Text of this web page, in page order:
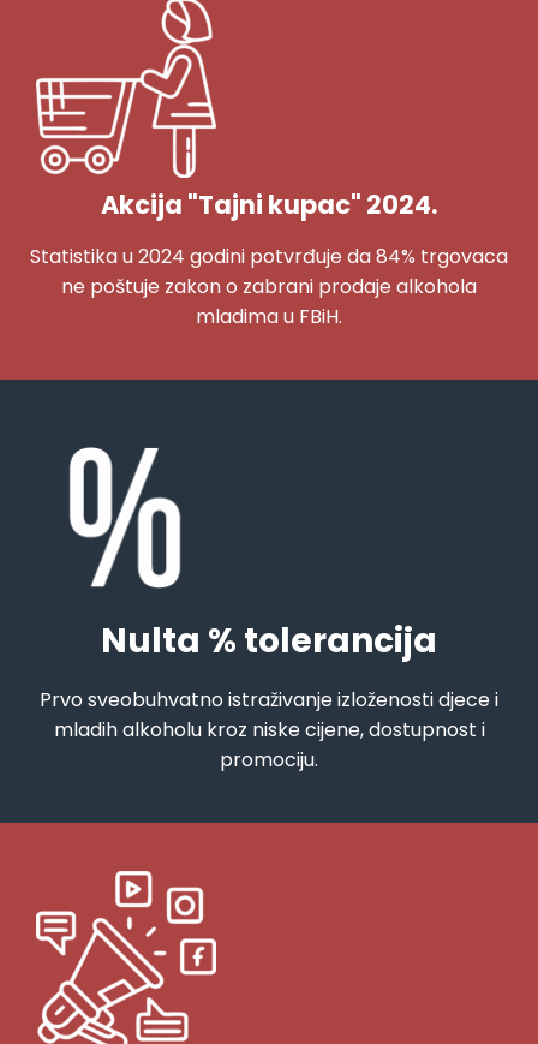
Akcija "Tajni kupac" 2024.
Statistika u 2024 godini potvrđuje da 84% trgovaca
ne poštuje zakon o zabrani prodaje alkohola
mladima u FBiH.
Nulta % tolerancija
Prvo sveobuhvatno istraživanje izloženosti djece i
mladih alkoholu kroz niske cijene, dostupnost i
promociju.